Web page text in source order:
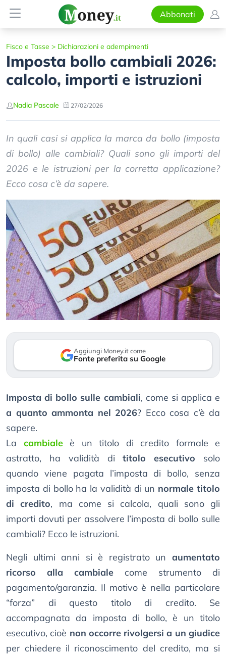
Abbonati
Fisco e Tasse > Dichiarazioni e adempimenti
Imposta bollo cambiali 2026:
calcolo, importi e istruzioni
Nadia Pascale 27/02/2026
In quali casi si applica la marca da bollo (imposta
di bollo) alle cambiali? Quali sono gli importi del
2026 e le istruzioni per la corretta applicazione?
Ecco cosa c’è da sapere.
Aggiungi Money.it come
Fonte preferita su Google
Imposta di bollo sulle cambiali, come si applica e
a quanto ammonta nel 2026? Ecco cosa c’è da
sapere.
La cambialeè un titolo di credito formale e
astratto, ha validità dititolo esecutivo solo
quando viene pagata l’imposta di bollo, senza
imposta di bollo ha la validità di un normale titolo
di credito, ma come si calcola, quali sono gli
importi dovuti per assolvere l’imposta di bollo sulle
cambiali? Ecco le istruzioni.
Negli ultimi anni si è registrato un aumentato
ricorso alla cambiale come strumento di
pagamento/garanzia. Il motivo è nella particolare
“forza” di questo titolo di credito. Se
accompagnata da imposta di bollo, è un titolo
esecutivo, cioè non occorre rivolgersi a un giudice
per chiedere il riconoscimento del credito, ma si